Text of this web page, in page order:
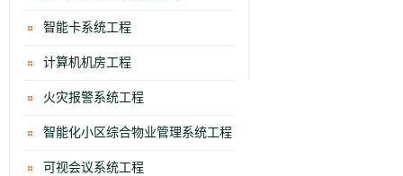
智能卡系统工程
计算机机房工程
火灾报警系统工程
智能化小区综合物业管理系统工程
可视会议系统工程